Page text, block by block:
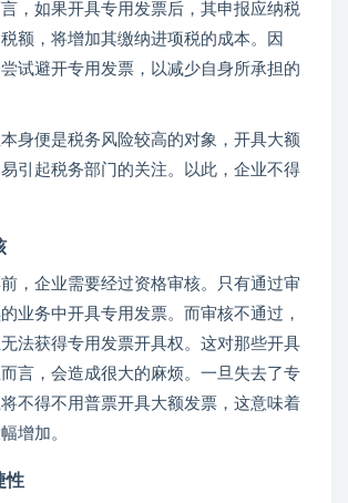
，如果开具专用发票后，其申报应纳税
额，将增加其缴纳进项税的成本。因
试避开专用发票，以减少自身所承担的
身便是税务风险较高的对象，开具大额
引起税务部门的关注。以此，企业不得
，企业需要经过资格审核。只有通过审
业务中开具专用发票。而审核不通过，
法获得专用发票开具权。这对那些开具
言，会造成很大的麻烦。一旦失去了专
不得不用普票开具大额发票，这意味着
增加。
性